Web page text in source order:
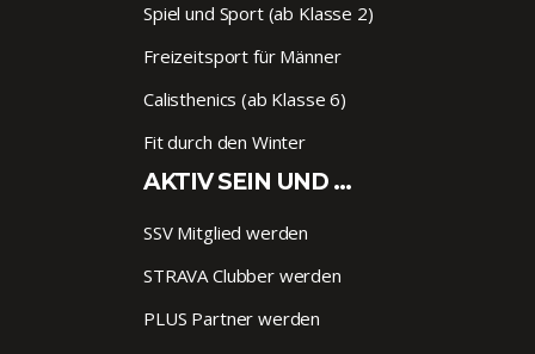
Spiel und Sport (ab Klasse 2)
Freizeitsport für Männer
Calisthenics (ab Klasse 6)
Fit durch den Winter
AKTIV SEIN UND …
SSV Mitglied werden
STRAVA Clubber werden
PLUS Partner werden